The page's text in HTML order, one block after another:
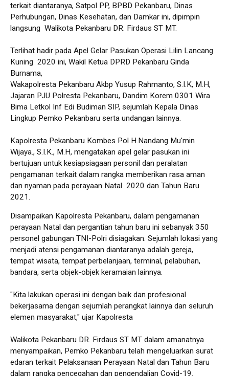
terkait diantaranya, Satpol PP, BPBD Pekanbaru, Dinas
Perhubungan, Dinas Kesehatan, dan Damkar ini, dipimpin
langsung Walikota Pekanbaru DR. Firdaus ST MT.
Terlihat hadir pada Apel Gelar Pasukan Operasi Lilin Lancang
Kuning 2020 ini, Wakil Ketua DPRD Pekanbaru Ginda
Burnama,
Wakapolresta Pekanbaru Akbp Yusup Rahmanto, S.I.K, M.H,
Jajaran PJU Polresta Pekanbaru, Dandim Korem 0301 Wira
Bima Letkol Inf Edi Budiman SIP, sejumlah Kepala Dinas
Lingkup Pemko Pekanbaru serta undangan lainnya.
Kapolresta Pekanbaru Kombes Pol H.Nandang Mu'min
Wijaya., S.I.K., M.H, mengatakan apel gelar pasukan ini
bertujuan untuk kesiapsiagaan personil dan peralatan
pengamanan terkait dalam rangka memberikan rasa aman
dan nyaman pada perayaan Natal 2020 dan Tahun Baru
2021.
Disampaikan Kapolresta Pekanbaru, dalam pengamanan
perayaan Natal dan pergantian tahun baru ini sebanyak 350
personel gabungan TNI-Polri disiagakan. Sejumlah lokasi yang
menjadi atensi pengamanan diantaranya adalah gereja,
tempat wisata, tempat perbelanjaan, terminal, pelabuhan,
bandara, serta objek-objek keramaian lainnya.
"Kita lakukan operasi ini dengan baik dan profesional
bekerjasama dengan sejumlah perangkat lainnya dan seluruh
elemen masyarakat," ujar Kapolresta
Walikota Pekanbaru DR. Firdaus ST MT dalam amanatnya
menyampaikan, Pemko Pekanbaru telah mengeluarkan surat
edaran terkait Pelaksanaan Perayaan Natal dan Tahun Baru
dalam rangka pencegahan dan pengendalian Covid-19.